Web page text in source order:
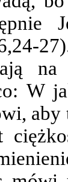
na
W